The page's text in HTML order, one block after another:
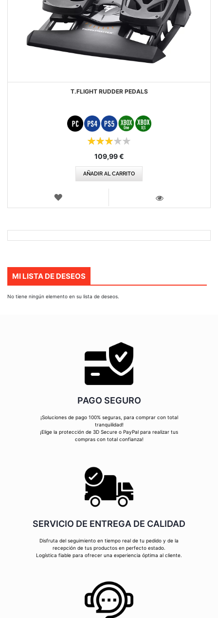
T.FLIGHT RUDDER PEDALS
109,99 €
AÑADIR AL CARRITO
LISTA
MI LISTA DE DESEOS
No tiene ningún elemento en su lista de deseos.
PAGO SEGURO
¡Soluciones de pago 100% seguras, para comprar con total
tranquilidad!
¡Elige la protección de 3D Secure o PayPal para realizar tus
compras con total confianza!
SERVICIO DE ENTREGA DE CALIDAD
Disfruta del seguimiento en tiempo real de tu pedido y de la
recepción de tus productos en perfecto estado.
Logística fiable para ofrecer una experiencia óptima al cliente.